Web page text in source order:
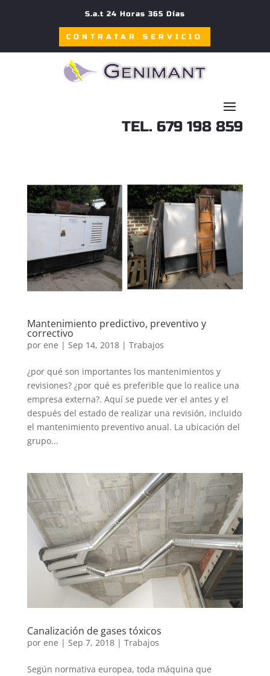
S.a.t 24 Horas 365 Días
CONTRATAR SERVICIO
TEL. 679 198 859
Mantenimiento predictivo, preventivo y
correctivo
por ene | Sep 14, 2018| Trabajos
¿por qué son importantes los mantenimientos y
revisiones? ¿por qué es preferible que lo realice una
empresa externa?. Aquí se puede ver el antes y el
después del estado de realizar una revisión, incluido
el mantenimiento preventivo anual. La ubicación del
grupo...
Canalización de gases tóxicos
por ene | Sep 7, 2018| Trabajos
Según normativa europea, toda máquina que